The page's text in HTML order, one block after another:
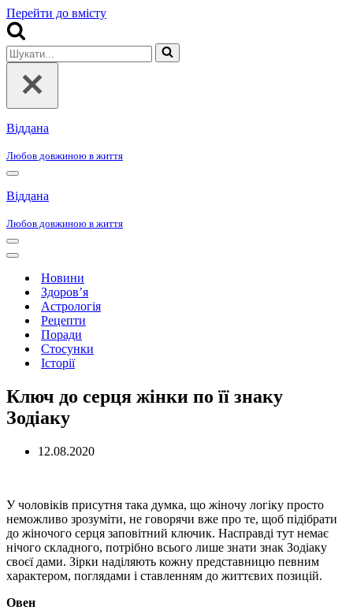
Перейти до вмісту
Шукати...
Віддана
Любов довжиною в життя
Меню
навігації
Віддана
Любов довжиною в життя
Меню
навігації
Меню
навігаціїНовини
Здоров’я
Астрологія
Рецепти
Поради
Стосунки
Історії
Ключ до серця жінки по її знаку
Зодіаку
12.08.2020
У чоловіків присутня така думка, що жіночу логіку просто
неможливо зрозуміти, не говорячи вже про те, щоб підібрати
до жіночого серця заповітний ключик. Насправді тут немає
нічого складного, потрібно всього лише знати знак Зодіаку
своєї дами. Зірки наділяють кожну представницю певним
характером, поглядами і ставленням до життєвих позицій.
Овен